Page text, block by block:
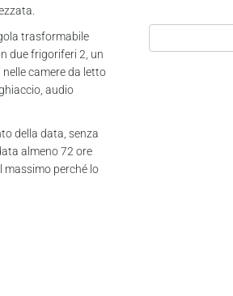
trasformabile
due frigoriferi 2, un
camere da letto
audio
della data, senza
almeno 72 ore
massimo perché lo